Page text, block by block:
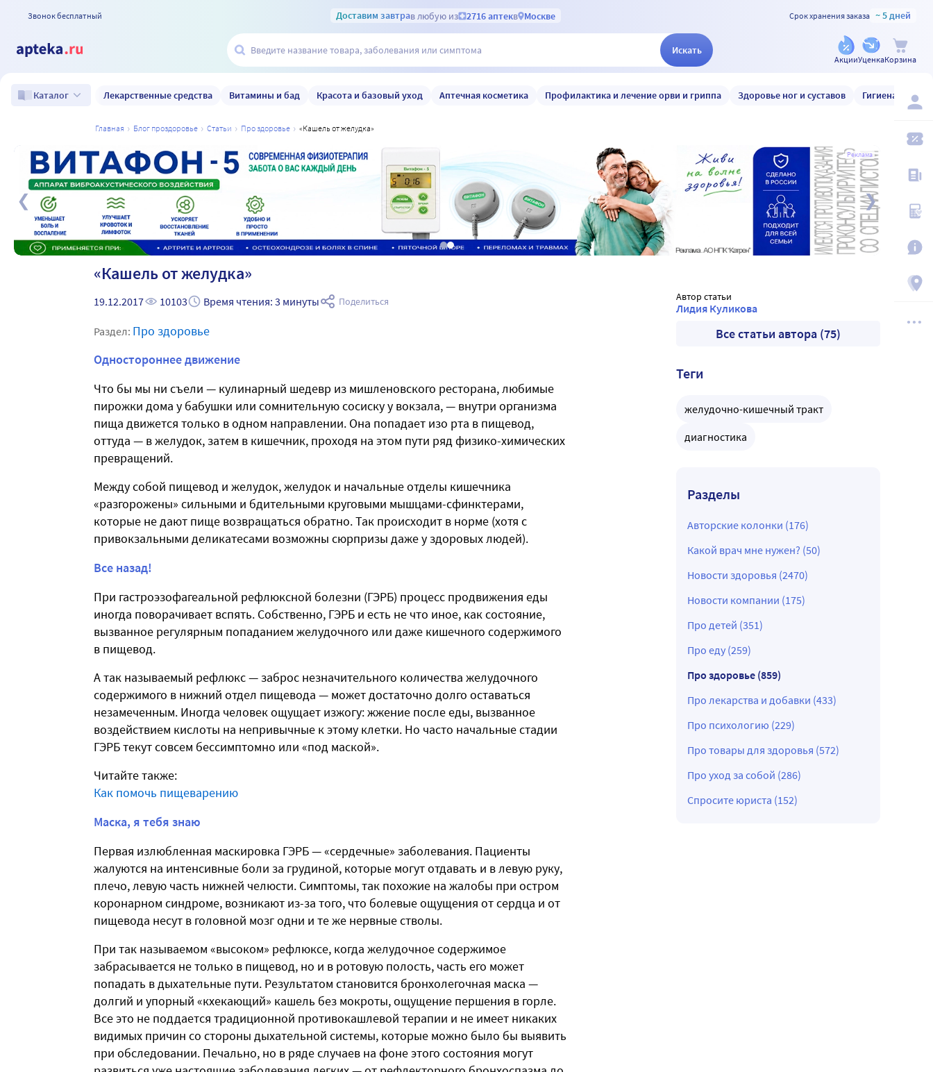
Звонок бесплатный Доставим завтрав любую из 2716 аптекв Москве Срок хранения заказа ~ 5 дней
Искать
АкцииУценкаКорзина
Каталог Лекарственные средства Витамины и бад Красота и базовый уход Аптечная косметика Профилактика и лечение орви и гриппа Здоровье ног и суставов Гигиена и уход
главная блог проздоровье статьи про здоровье «кашель от желудка»
Реклама
«Кашель от желудка»
19.12.2017 10103 Время чтения: 3 минуты Поделиться
Раздел: Про здоровье
Одностороннее движение
Что бы мы ни съели — кулинарный шедевр из мишленовского ресторана, любимые
пирожки дома у бабушки или сомнительную сосиску у вокзала, — внутри организма
пища движется только в одном направлении. Она попадает изо рта в пищевод,
оттуда — в желудок, затем в кишечник, проходя на этом пути ряд физико-химических
превращений.
Между собой пищевод и желудок, желудок и начальные отделы кишечника
«разгорожены» сильными и бдительными круговыми мышцами-сфинктерами,
которые не дают пище возвращаться обратно. Так происходит в норме (хотя с
привокзальными деликатесами возможны сюрпризы даже у здоровых людей).
Все назад!
При гастроэзофагеальной рефлюксной болезни (ГЭРБ) процесс продвижения еды
иногда поворачивает вспять. Собственно, ГЭРБ и есть не что иное, как состояние,
вызванное регулярным попаданием желудочного или даже кишечного содержимого
в пищевод.
А так называемый рефлюкс — заброс незначительного количества желудочного
содержимого в нижний отдел пищевода — может достаточно долго оставаться
незамеченным. Иногда человек ощущает изжогу: жжение после еды, вызванное
воздействием кислоты на непривычные к этому клетки. Но часто начальные стадии
ГЭРБ текут совсем бессимптомно или «под маской».
Читайте также:
Как помочь пищеварению
Маска, я тебя знаю
Первая излюбленная маскировка ГЭРБ — «сердечные» заболевания. Пациенты
жалуются на интенсивные боли за грудиной, которые могут отдавать и в левую руку,
плечо, левую часть нижней челюсти. Симптомы, так похожие на жалобы при остром
коронарном синдроме, возникают из-за того, что болевые ощущения от сердца и от
пищевода несут в головной мозг одни и те же нервные стволы.
При так называемом «высоком» рефлюксе, когда желудочное содержимое
забрасывается не только в пищевод, но и в ротовую полость, часть его может
попадать в дыхательные пути. Результатом становится бронхолегочная маска —
долгий и упорный «кхекающий» кашель без мокроты, ощущение першения в горле.
Все это не поддается традиционной противокашлевой терапии и не имеет никаких
видимых причин со стороны дыхательной системы, которые можно было бы выявить
при обследовании. Печально, но в ряде случаев на фоне этого состояния могут
Автор статьи
Лидия Куликова
Все статьи автора (75)
Теги
желудочно-кишечный тракт
диагностика
Разделы
Авторские колонки (176)
Какой врач мне нужен? (50)
Новости здоровья (2470)
Новости компании (175)
Про детей (351)
Про еду (259)
Про здоровье (859)
Про лекарства и добавки (433)
Про психологию (229)
Про товары для здоровья (572)
Про уход за собой (286)
Спросите юриста (152)